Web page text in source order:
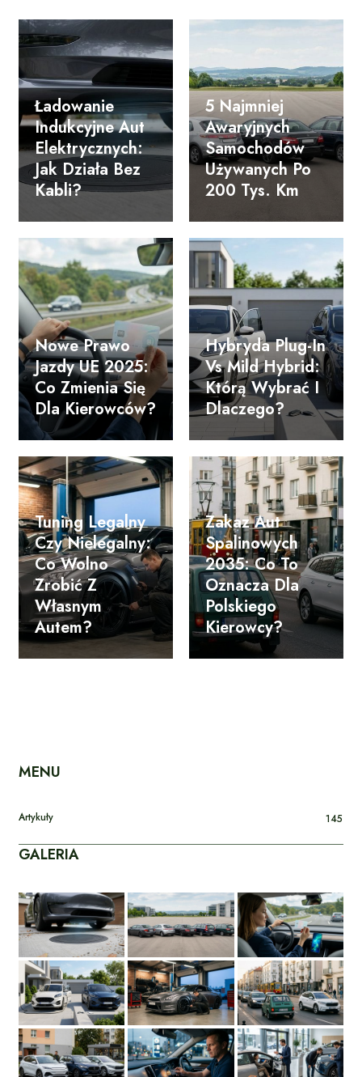
Ładowanie
Indukcyjne Aut
Elektrycznych:
Jak Działa Bez
Kabli?
5 Najmniej
Awaryjnych
Samochodów
Używanych Po
200 Tys. Km
Nowe Prawo
Jazdy UE 2025:
Co Zmienia Się
Dla Kierowców?
Hybryda Plug-In
Vs Mild Hybrid:
Którą Wybrać I
Dlaczego?
Tuning Legalny
Czy Nielegalny:
Co Wolno
Zrobić Z
Własnym
Autem?
Zakaz Aut
Spalinowych
2035: Co To
Oznacza Dla
Polskiego
Kierowcy?
MENU
Artykuły 145
GALERIA